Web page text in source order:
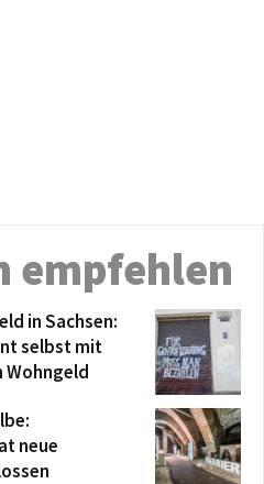
empfehlen
in Sachsen:
selbst mit
Wohngeld
neue